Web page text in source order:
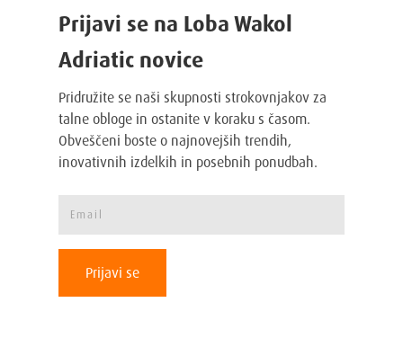
Prijavi se na Loba Wakol
Adriatic novice
Pridružite se naši skupnosti strokovnjakov za
talne obloge in ostanite v koraku s časom.
Obveščeni boste o najnovejših trendih,
inovativnih izdelkih in posebnih ponudbah.
Prijavi se